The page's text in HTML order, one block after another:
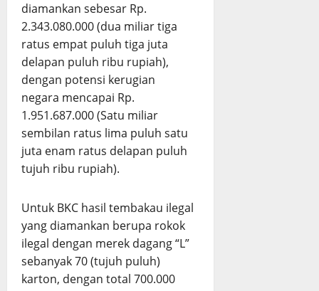
diamankan sebesar Rp.
2.343.080.000 (dua miliar tiga
ratus empat puluh tiga juta
delapan puluh ribu rupiah),
dengan potensi kerugian
negara mencapai Rp.
1.951.687.000 (Satu miliar
sembilan ratus lima puluh satu
juta enam ratus delapan puluh
tujuh ribu rupiah).
Untuk BKC hasil tembakau ilegal
yang diamankan berupa rokok
ilegal dengan merek dagang “L”
sebanyak 70 (tujuh puluh)
karton, dengan total 700.000